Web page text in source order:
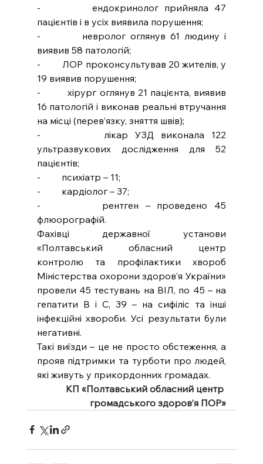
-         ендокринолог прийняла 47
пацієнтів і в усіх виявила порушення;
-         невролог оглянув 61 людину і
виявив 58 патологій;
-         ЛОР проконсультував 20 жителів, у
19 виявив порушення;
-         хірург оглянув 21 пацієнта, виявив
16 патологій і виконав реальні втручання
на місці (перев’язку, зняття швів);
-         лікар УЗД виконала 122
ультразвукових дослідження для 52
пацієнтів;
-         психіатр – 11;
-         кардіолог – 37;
-         рентген – проведено 45
флюорографій.
Фахівці державної установи
«Полтавський обласний центр
контролю та профілактики хвороб
Міністерства охорони здоров’я України»
провели 45 тестувань на ВІЛ, по 45 – на
гепатити В і С, 39 – на сифіліс та інші
інфекційні хвороби. Усі результати були
негативні.
Такі виїзди – це не просто обстеження, а
прояв підтримки та турботи про людей,
які живуть у прикордонних громадах.
КП «Полтавський обласний центр
громадського здоров’я ПОР»